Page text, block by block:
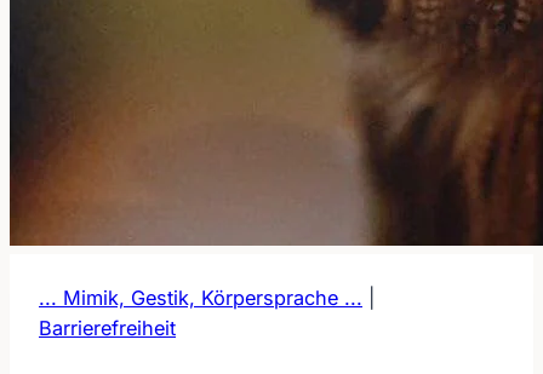
... Mimik, Gestik, Körpersprache ...
Barrierefreiheit